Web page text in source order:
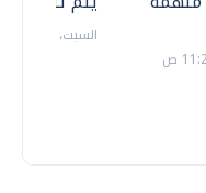
السبت، 18 يوليو 2026 09:22 ص